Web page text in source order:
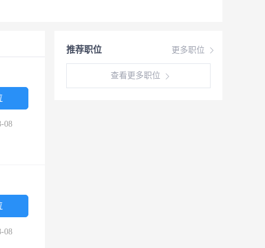
更多职位
推荐职位
查看更多职位
08
08